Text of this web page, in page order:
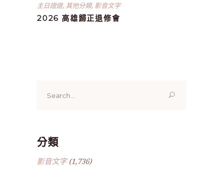
主日證道, 其他分類, 影音文字
2026 高雄歸正退修會
for:
分類
影音文字(1,736)